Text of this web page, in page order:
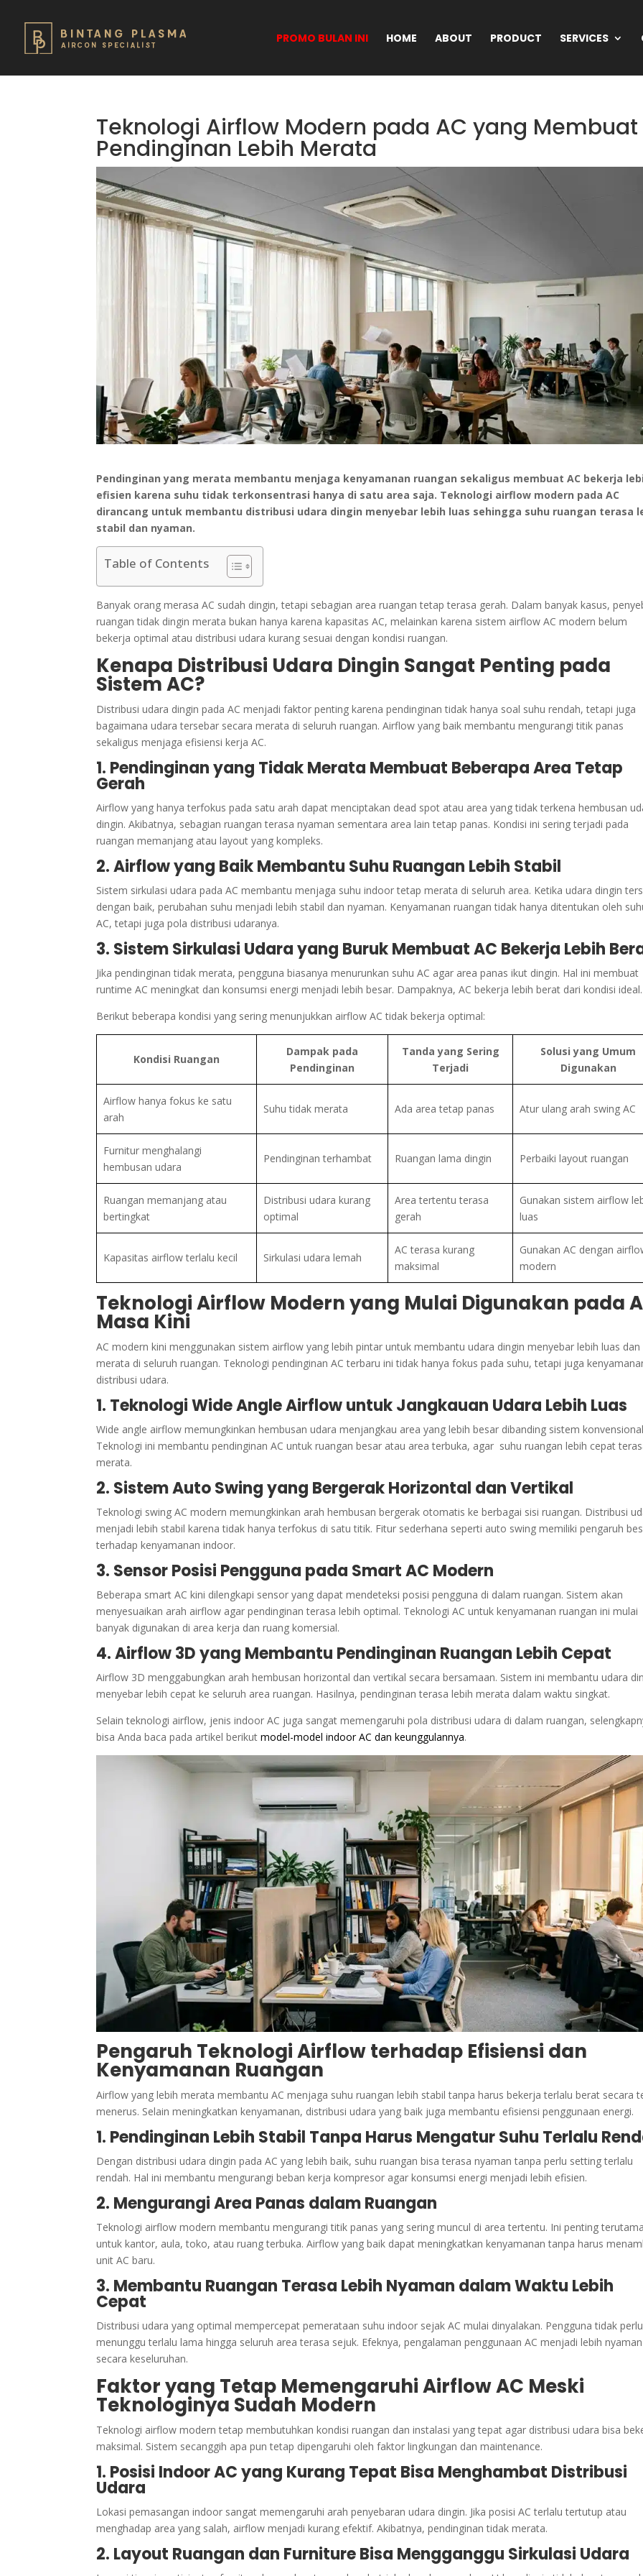
PROMO BULAN INI HOME ABOUT PRODUCT SERVICES
Teknologi Airflow Modern pada AC yang Membuat
Pendinginan Lebih Merata
Pendinginan yang merata membantu menjaga kenyamanan ruangan sekaligus membuat AC bekerja
efisien karena suhu tidak terkonsentrasi hanya di satu area saja. Teknologi airflow modern pada AC
dirancang untuk membantu distribusi udara dingin menyebar lebih luas sehingga suhu ruangan terasa
stabil dan nyaman.
Table of Contents
Banyak orang merasa AC sudah dingin, tetapi sebagian area ruangan tetap terasa gerah. Dalam banyak kasus,
ruangan tidak dingin merata bukan hanya karena kapasitas AC, melainkan karena sistem airflow AC modern belum
bekerja optimal atau distribusi udara kurang sesuai dengan kondisi ruangan.
Kenapa Distribusi Udara Dingin Sangat Penting pada
Sistem AC?
Distribusi udara dingin pada AC menjadi faktor penting karena pendinginan tidak hanya soal suhu rendah, tetapi juga
bagaimana udara tersebar secara merata di seluruh ruangan. Airflow yang baik membantu mengurangi titik panas
sekaligus menjaga efisiensi kerja AC.
1. Pendinginan yang Tidak Merata Membuat Beberapa Area Tetap
Gerah
Airflow yang hanya terfokus pada satu arah dapat menciptakan dead spot atau area yang tidak terkena hembusan
dingin. Akibatnya, sebagian ruangan terasa nyaman sementara area lain tetap panas. Kondisi ini sering terjadi pada
ruangan memanjang atau layout yang kompleks.
2. Airflow yang Baik Membantu Suhu Ruangan Lebih Stabil
Sistem sirkulasi udara pada AC membantu menjaga suhu indoor tetap merata di seluruh area. Ketika udara dingin
dengan baik, perubahan suhu menjadi lebih stabil dan nyaman. Kenyamanan ruangan tidak hanya ditentukan oleh
AC, tetapi juga pola distribusi udaranya.
3. Sistem Sirkulasi Udara yang Buruk Membuat AC Bekerja Lebih
Jika pendinginan tidak merata, pengguna biasanya menurunkan suhu AC agar area panas ikut dingin. Hal ini membuat
runtime AC meningkat dan konsumsi energi menjadi lebih besar. Dampaknya, AC bekerja lebih berat dari kondisi ideal.
Berikut beberapa kondisi yang sering menunjukkan airflow AC tidak bekerja optimal:
Kondisi Ruangan
Dampak pada
Pendinginan
Tanda yang Sering
Terjadi
Solusi yang Umum
Digunakan
Airflow hanya fokus ke satu
arah
Suhu tidak merata Ada area tetap panas Atur ulang arah swing AC
Furnitur menghalangi
hembusan udara
Pendinginan terhambat Ruangan lama dingin Perbaiki layout ruangan
Ruangan memanjang atau
bertingkat
Distribusi udara kurang
optimal
Area tertentu terasa
gerah
Gunakan sistem airflow
luas
Kapasitas airflow terlalu kecil Sirkulasi udara lemah
AC terasa kurang
maksimal
Gunakan AC dengan
modern
Teknologi Airflow Modern yang Mulai Digunakan pada
Masa Kini
AC modern kini menggunakan sistem airflow yang lebih pintar untuk membantu udara dingin menyebar lebih luas dan
merata di seluruh ruangan. Teknologi pendinginan AC terbaru ini tidak hanya fokus pada suhu, tetapi juga
distribusi udara.
1. Teknologi Wide Angle Airflow untuk Jangkauan Udara Lebih Luas
Wide angle airflow memungkinkan hembusan udara menjangkau area yang lebih besar dibanding sistem
Teknologi ini membantu pendinginan AC untuk ruangan besar atau area terbuka, agar suhu ruangan lebih cepat
merata.
2. Sistem Auto Swing yang Bergerak Horizontal dan Vertikal
Teknologi swing AC modern memungkinkan arah hembusan bergerak otomatis ke berbagai sisi ruangan. Distribusi
menjadi lebih stabil karena tidak hanya terfokus di satu titik. Fitur sederhana seperti auto swing memiliki pengaruh
terhadap kenyamanan indoor.
3. Sensor Posisi Pengguna pada Smart AC Modern
Beberapa smart AC kini dilengkapi sensor yang dapat mendeteksi posisi pengguna di dalam ruangan. Sistem akan
menyesuaikan arah airflow agar pendinginan terasa lebih optimal. Teknologi AC untuk kenyamanan ruangan ini mulai
banyak digunakan di area kerja dan ruang komersial.
4. Airflow 3D yang Membantu Pendinginan Ruangan Lebih Cepat
Airflow 3D menggabungkan arah hembusan horizontal dan vertikal secara bersamaan. Sistem ini membantu udara
menyebar lebih cepat ke seluruh area ruangan. Hasilnya, pendinginan terasa lebih merata dalam waktu singkat.
Selain teknologi airflow, jenis indoor AC juga sangat memengaruhi pola distribusi udara di dalam ruangan,
bisa Anda baca pada artikel berikutmodel-model indoor AC dan keunggulannya.
Pengaruh Teknologi Airflow terhadap Efisiensi dan
Kenyamanan Ruangan
Airflow yang lebih merata membantu AC menjaga suhu ruangan lebih stabil tanpa harus bekerja terlalu berat secara
menerus. Selain meningkatkan kenyamanan, distribusi udara yang baik juga membantu efisiensi penggunaan energi.
1. Pendinginan Lebih Stabil Tanpa Harus Mengatur Suhu Terlalu
Dengan distribusi udara dingin pada AC yang lebih baik, suhu ruangan bisa terasa nyaman tanpa perlu setting terlalu
rendah. Hal ini membantu mengurangi beban kerja kompresor agar konsumsi energi menjadi lebih efisien.
2. Mengurangi Area Panas dalam Ruangan
Teknologi airflow modern membantu mengurangi titik panas yang sering muncul di area tertentu. Ini penting terutama
untuk kantor, aula, toko, atau ruang terbuka. Airflow yang baik dapat meningkatkan kenyamanan tanpa harus
unit AC baru.
3. Membantu Ruangan Terasa Lebih Nyaman dalam Waktu Lebih
Cepat
Distribusi udara yang optimal mempercepat pemerataan suhu indoor sejak AC mulai dinyalakan. Pengguna tidak perlu
menunggu terlalu lama hingga seluruh area terasa sejuk. Efeknya, pengalaman penggunaan AC menjadi lebih nyaman
secara keseluruhan.
Faktor yang Tetap Memengaruhi Airflow AC Meski
Teknologinya Sudah Modern
Teknologi airflow modern tetap membutuhkan kondisi ruangan dan instalasi yang tepat agar distribusi udara bisa
maksimal. Sistem secanggih apa pun tetap dipengaruhi oleh faktor lingkungan dan maintenance.
1. Posisi Indoor AC yang Kurang Tepat Bisa Menghambat Distribusi
Udara
Lokasi pemasangan indoor sangat memengaruhi arah penyebaran udara dingin. Jika posisi AC terlalu tertutup atau
menghadap area yang salah, airflow menjadi kurang efektif. Akibatnya, pendinginan tidak merata.
2. Layout Ruangan dan Furniture Bisa Mengganggu Sirkulasi Udara